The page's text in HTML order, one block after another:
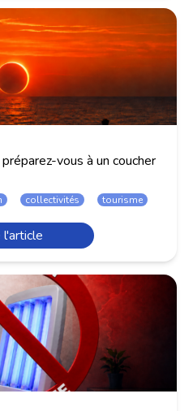
vous à un coucher
collectivités tourisme
l'article